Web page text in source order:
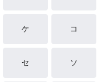
ケ コ
セ ソ